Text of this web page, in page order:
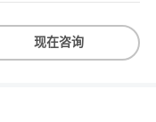
现在咨询